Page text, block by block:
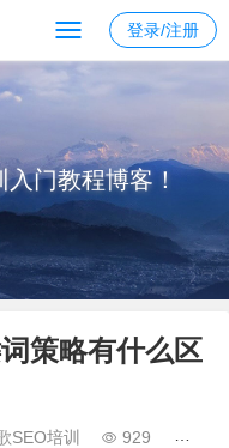
登录/注册
入门教程博客！
策略有什么区
SEO培训 929